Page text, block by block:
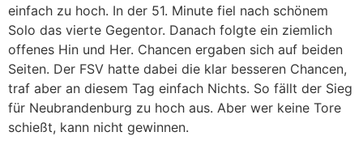
einfach zu hoch. In der 51. Minute fiel nach schönem
Solo das vierte Gegentor. Danach folgte ein ziemlich
offenes Hin und Her. Chancen ergaben sich auf beiden
Seiten. Der FSV hatte dabei die klar besseren Chancen,
traf aber an diesem Tag einfach Nichts. So fällt der Sieg
für Neubrandenburg zu hoch aus. Aber wer keine Tore
schießt, kann nicht gewinnen.